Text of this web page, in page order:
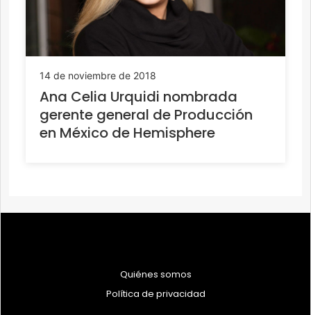
14 de noviembre de 2018
Ana Celia Urquidi nombrada
gerente general de Producción
en México de Hemisphere
Quiénes somos
Política de privacidad